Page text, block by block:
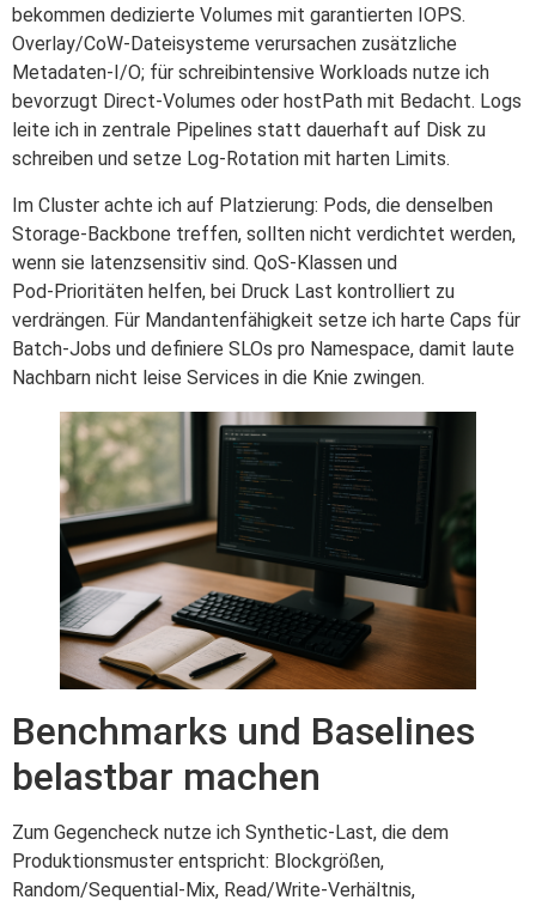
bekommen dedizierte Volumes mit garantierten IOPS.
Overlay/CoW‑Dateisysteme verursachen zusätzliche
Metadaten‑I/O; für schreibintensive Workloads nutze ich
bevorzugt Direct‑Volumes oder hostPath mit Bedacht. Logs
leite ich in zentrale Pipelines statt dauerhaft auf Disk zu
schreiben und setze Log‑Rotation mit harten Limits.
Im Cluster achte ich auf Platzierung: Pods, die denselben
Storage‑Backbone treffen, sollten nicht verdichtet werden,
wenn sie latenzsensitiv sind. QoS‑Klassen und
Pod‑Prioritäten helfen, bei Druck Last kontrolliert zu
verdrängen. Für Mandantenfähigkeit setze ich harte Caps für
Batch‑Jobs und definiere SLOs pro Namespace, damit laute
Nachbarn nicht leise Services in die Knie zwingen.
Benchmarks und Baselines
belastbar machen
Zum Gegencheck nutze ich Synthetic‑Last, die dem
Produktionsmuster entspricht: Blockgrößen,
Random/Sequential‑Mix, Read/Write‑Verhältnis,